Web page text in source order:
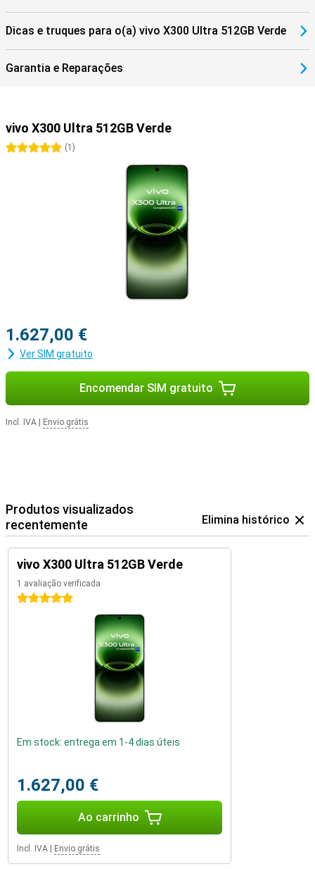
Dicas e truques para o(a) vivo X300 Ultra 512GB Verde
Garantia e Reparações
vivo X300 Ultra 512GB Verde
5 estrelas
(1 )
1.627,00 €
Ver SIM gratuito
Encomendar SIM gratuito
Incl. IVA Envio grátis
Produtos visualizados
recentemente
Elimina histórico
vivo X300 Ultra 512GB Verde
1 avaliação verificada
5 estrelas
Em stock: entrega em 1-4 dias úteis
1.627,00 €
Ao carrinho
Incl. IVA Envio grátis